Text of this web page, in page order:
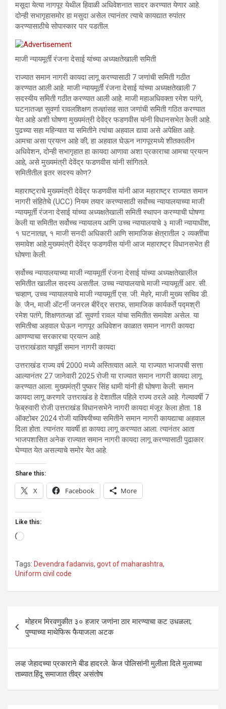
मसूदा येत्या नागपूर येथील हिवाळी अधिवेशनात सादर करण्यात येणार आहे.
दोन्ही सभागृहासमोर हा मसुदा असेल त्यानंतर त्याचे कायद्यात रुपांतर
करण्यासाठीचे सोपास्कार पार पडतील.
माजी न्यायमूर्ती रंजना देसाई यांच्या अध्यक्षतेखाली समिती
राज्यात समान नागरी कायदा लागू करण्यासाठी 7 जणांची समिती गठीत
करण्यात आली आहे. माजी न्यायमूर्ती रंजना देसाई यांच्या अध्यक्षतेखाली 7
सदस्यीय समिती गठीत करण्यात आली आहे. माजी महाअधिवक्ता रमेश पतंगे,
घटनातज्ज्ञ सुवर्णा रावलशिक्षण तज्ज्ञांसह सात जणांची समिती गठित करण्यात
येत आहे अशी घोषणा मुख्यमंत्री देवेंद्र फडणवीस यांनी विधानसभेत केली आहे.
पुढच्या सहा महिन्यात या समितीने त्यांचा अहवाल द्यावा असे अपेक्षित आहे.
आमचा असा प्रयत्न आहे की, हा अहवाल घेऊन नागपूरमध्ये शीतकालीन
अधिवेशन, दोन्ही सभागृहात हा कायदा आणावा अशा प्रकाराचा आमचा प्रयत्न
आहे, असे मुख्यमंत्री देवेंद्र फडणवीस यांनी सांगितले.
समितीतील इतर सदस्य कोण?
महाराष्ट्राचे मुख्यमंत्री देवेंद्र फडणवीस यांनी आज महाराष्ट्र राज्यात समान
नागरी संहितेचे (UCC) नियम तयार करण्यासाठी सर्वोच्च न्यायालयाच्या माजी
न्यायमूर्ती रंजना देसाई यांच्या अध्यक्षतेखाली समिती स्थापन करण्याची घोषणा
केली या समितीत सर्वोच्च न्यायालय आणि उच्च न्यायालयाचे ३ माजी न्यायाधीश,
१ घटनातज्ञ, १ माजी सनदी अधिकारी आणि सामाजिक क्षेत्रातील २ व्यक्तींचा
समावेश आहे.मुख्यमंत्री देवेंद्र फडणवीस यांनी आज महाराष्ट्र विधानसभेत ही
घोषणा केली.
सर्वोच्च न्यायालयाच्या माजी न्यायमूर्ती रंजना देसाई यांच्या अध्यक्षतेखालील
समितीत खालील सदस्य असतील. उच्च न्यायालयाचे माजी न्यायमूर्ती आर. सी.
चव्हाण, उच्च न्यायालयाचे माजी न्यायमूर्ती एस. जी. मेहरे, माजी मुख्य सचिव डी.
के. जैन, माजी ॲटर्नी जनरल बीरेंद्र सराफ, सामाजिक कार्यकर्ते पद्मश्री
रमेश पतंगे, शिक्षणतज्ज्ञ डॉ. सुवर्णा रावल यांचा समितीत समावेश असेल. या
समितीचा अहवाल घेऊन नागपूर अधिवेशन काळात समान नागरी कायदा
आणण्याचा सरकारचा प्रयत्न आहे.
उत्तराखंडात यापूर्वी समान नागरी कायदा
उत्तराखंड राज्य वर्ष 2000 मध्ये अस्तित्वात आले. या राज्यात भाजपची सत्ता
आल्यानंतर 27 जानेवारी 2025 रोजी या राज्यात समान नागरी कायदा लागू
करण्यात आला. मुख्यमंत्री पुष्कर सिंह धामी यांनी ही घोषणा केली. समान
कायदा लागू करणारे उत्तराखंड हे देशातील पहिले राज्य ठरले आहे. गेल्यावर्षी 7
फेब्रुवारी रोजी उत्तराखंड विधानसभेने नागरी कायदा मंजूर केला होता. 18
ऑक्टोबर 2024 रोजी याविषयीच्या समितीने समान नागरी कायद्याचा अहवाल
दिला होता. त्यानंतर यावर्षी हा कायदा लागू करण्यात आला. त्यानंतर आता
भाजपशासित अनेक राज्यात समान नागरी कायदा लागू करण्यासाठी पुढाकार
घेण्यात येत असल्याचे समोर येत आहे.
Share this:
X Facebook More
Like this:
Loading…
Tags: Devendra fadanvis, govt of maharashtra,
Uniform civil code
Post
navigation
मोहरम मिरवणुकीत ३० हजार जणांना ठार मारण्‍याचा कट उधळला;
पुण्‍याच्‍या माथेफिरू फैयाजला अटक
लव्ह जेहादच्या प्रकाराने बीड हादरले. केज पोलिसांनी मुलीला दिले मुलाच्या
ताब्यात.हिंदू समाजात तीव्र असंतोष